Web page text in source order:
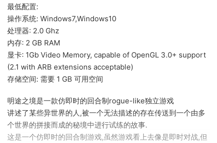
最低配置:
操作系统: Windows7,Windows10
处理器: 2.0 Ghz
内存: 2 GB RAM
显卡: 1Gb Video Memory, capable of OpenGL 3.0+ support
(2.1 with ARB extensions acceptable)
存储空间: 需要 1 GB 可用空间
明途之境是一款仿即时的回合制rogue-like独立游戏
讲述了某些异世界的人,被一个无法描述的存在传送到一个由多
个世界的拼接而成的秘境中进行试练的故事.
这是一个仿即时的回合制游戏,虽然游戏看上去像是即时对战,但